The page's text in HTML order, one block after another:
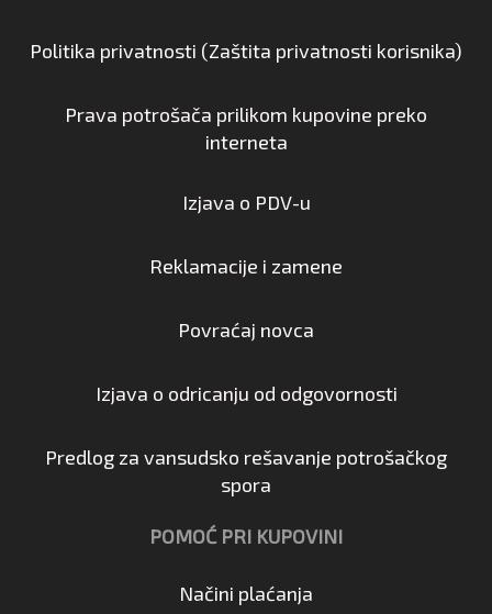
Politika privatnosti (Zaštita privatnosti korisnika)
Prava potrošača prilikom kupovine preko
interneta
Izjava o PDV-u
Reklamacije i zamene
Povraćaj novca
Izjava o odricanju od odgovornosti
Predlog za vansudsko rešavanje potrošačkog
spora
POMOĆ PRI KUPOVINI
Načini plaćanja